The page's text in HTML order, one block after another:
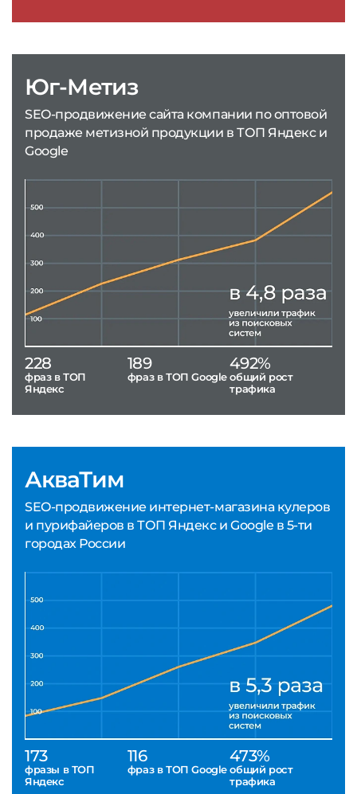
АкваТим
SEO-продвижение интернет-магазина кулеров
и пурифайеров в ТОП Яндекс и Google в 5-ти
городах России
173
фразы в ТОП
Яндекс
116
фраз в ТОП Google
473%
общий рост
трафика
Юг-Метиз
SEO-продвижение сайта компании по оптовой
продаже метизной продукции в ТОП Яндекс и
Google
228
фраз в ТОП
Яндекс
189
фраз в ТОП Google
492%
общий рост
трафика